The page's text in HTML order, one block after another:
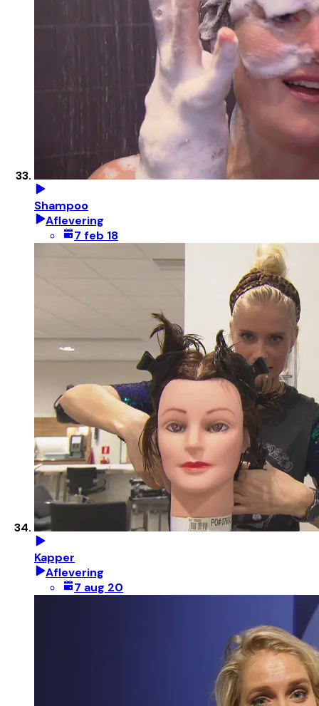
Shampoo
Aflevering
7 feb 18
Kapper
Aflevering
7 aug 20